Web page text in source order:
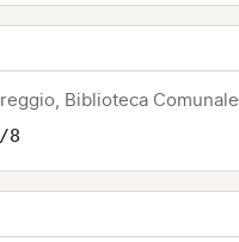
Biblioteca Comunale
8